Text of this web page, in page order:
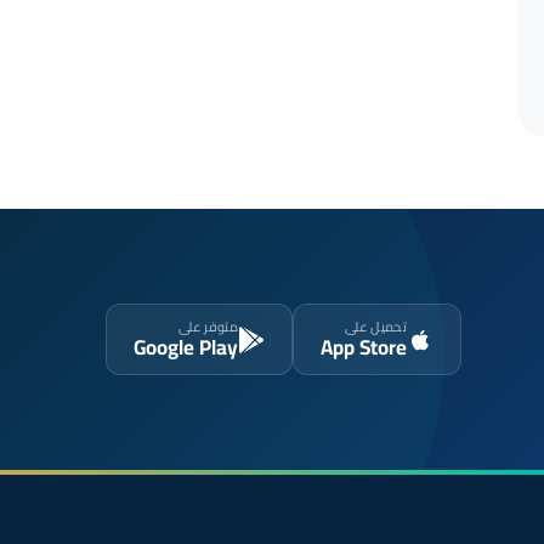
تحميل على
App Store
متوفر على
Google Play